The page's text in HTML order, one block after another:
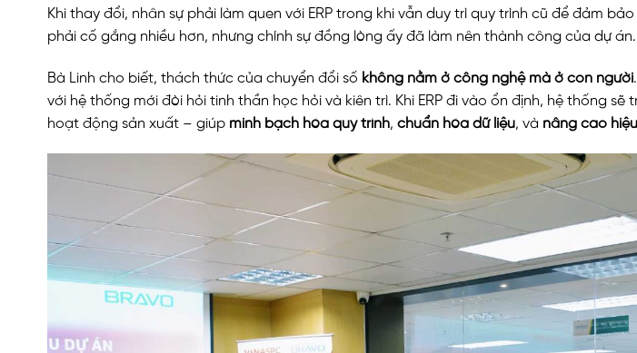
Khi thay đổi, nhân sự phải làm quen với ERP trong khi vẫn duy trì quy trình cũ để đảm
phải cố gắng nhiều hơn, nhưng chính sự đồng lòng ấy đã làm nên thành công của dự
Bà Linh cho biết, thách thức của chuyển đổi số không nằm ở công nghệ mà ở con người
với hệ thống mới đòi hỏi tinh thần học hỏi và kiên trì. Khi ERP đi vào ổn định, hệ thống sẽ
hoạt động sản xuất – giúp minh bạch hóa quy trình, chuẩn hóa dữ liệu, và nâng cao